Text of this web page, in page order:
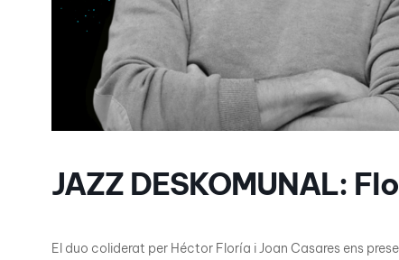
JAZZ DESKOMUNAL:
El duo coliderat per Héctor Floría i Joan Casares ens